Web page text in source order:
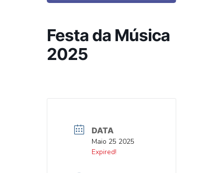
Festa da Música
2025
DATA
DATAMaio 25 2025
DATAExpired!